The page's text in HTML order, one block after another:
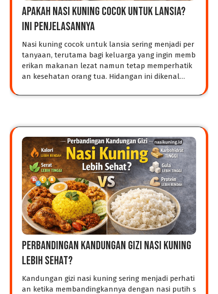
Apakah Nasi Kuning Cocok untuk Lansia?
Ini Penjelasannya
Nasi kuning cocok untuk lansia sering menjadi per
tanyaan, terutama bagi keluarga yang ingin memb
erikan makanan lezat namun tetap memperhatik
an kesehatan orang tua. Hidangan ini dikenal…
Perbandingan Kandungan Gizi Nasi Kuning
Lebih Sehat?
Kandungan gizi nasi kuning sering menjadi perhati
an ketika membandingkannya dengan nasi putih s